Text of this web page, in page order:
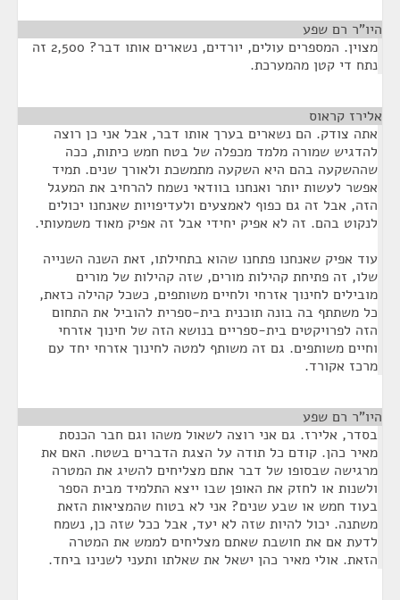
היו"ר רם שפע
מצוין. המספרים עולים, יורדים, נשארים אותו דבר? 2,500 זה
נתח די קטן מהמערכת.
אלירז קראוס
אתה צודק. הם נשארים בערך אותו דבר, אבל אני כן רוצה
להדגיש שמורה מלמד מכפלה של בטח חמש כיתות, ככה
שההשקעה בהם היא השקעה מתמשכת ולאורך שנים. תמיד
אפשר לעשות יותר ואנחנו בוודאי נשמח להרחיב את המעגל
הזה, אבל זה גם כפוף לאמצעים ולעדיפויות שאנחנו יכולים
לנקוט בהם. זה לא אפיק יחידי אבל זה אפיק מאוד משמעותי.
עוד אפיק שאנחנו פתחנו שהוא בתחילתו, זאת השנה השנייה
שלו, זה פתיחת קהילות מורים, שזה קהילות של מורים
מובילים לחינוך אזרחי ולחיים משותפים, כשכל קהילה כזאת,
כל משתתף בה בונה תוכנית בית-ספרית להוביל את התחום
הזה לפרויקטים בית-ספריים בנושא הזה של חינוך אזרחי
וחיים משותפים. גם זה משותף למטה לחינוך אזרחי יחד עם
מרכז אקורד.
היו"ר רם שפע
בסדר, אלירז. גם אני רוצה לשאול משהו וגם חבר הכנסת
מאיר כהן. קודם כל תודה על הצגת הדברים בשטח. האם את
מרגישה שבסופו של דבר אתם מצליחים להשיג את המטרה
ולשנות או לחזק את האופן שבו ייצא התלמיד מבית הספר
בעוד חמש או שבע שנים? אני לא בטוח שהמציאות הזאת
משתנה. יכול להיות שזה לא יעד, אבל ככל שזה כן, נשמח
לדעת אם את חושבת שאתם מצליחים לממש את המטרה
הזאת. אולי מאיר כהן ישאל את שאלתו ותעני לשנינו ביחד.